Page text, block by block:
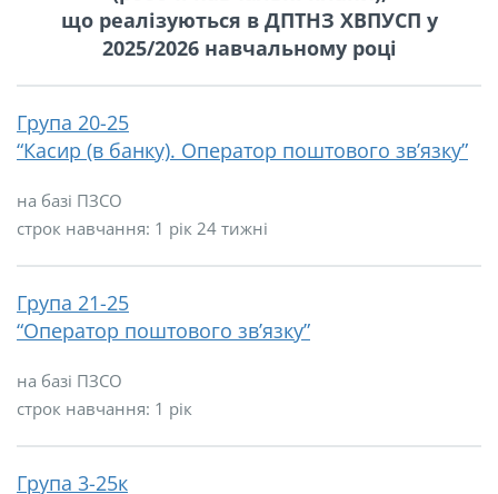
що реалізуються в ДПТНЗ ХВПУСП у
2025/2026 навчальному році
Група 20-25
“Касир (в банку). Оператор поштового зв’язку”
на базі ПЗСО
строк навчання: 1 рік 24 тижні
Група 21-25
“Оператор поштового зв’язку”
на базі ПЗСО
строк навчання: 1 рік
Група 3-25к